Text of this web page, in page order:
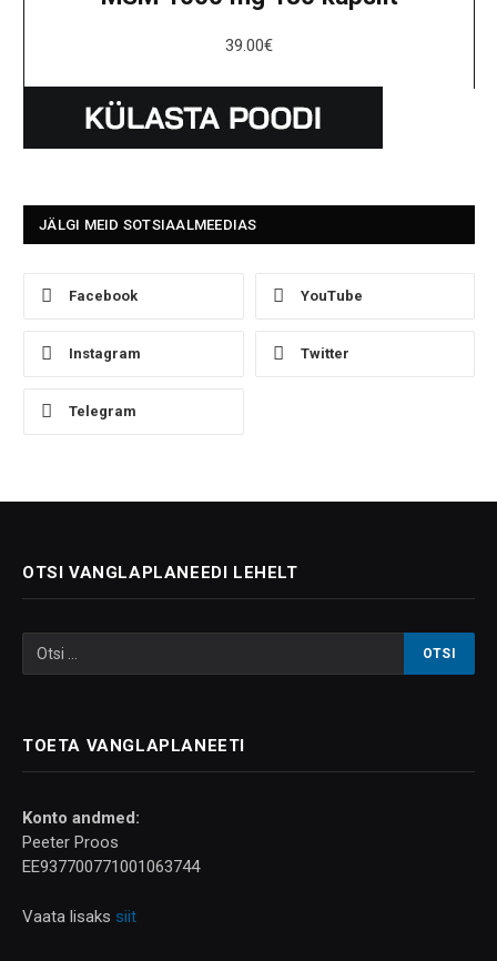
39.00€
JÄLGI MEID SOTSIAALMEEDIAS
Facebook YouTube
Instagram Twitter
Telegram
OTSI VANGLAPLANEEDI LEHELT
TOETA VANGLAPLANEETI
Konto andmed:
Peeter Proos
EE937700771001063744
Vaata lisaks siit